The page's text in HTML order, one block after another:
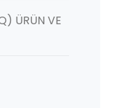
ÜRÜN VE